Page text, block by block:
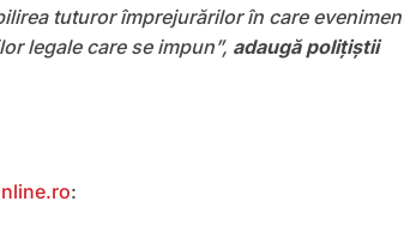
tuturor împrejurărilor în care
legale care se impun”, adaugă polițiștii
: